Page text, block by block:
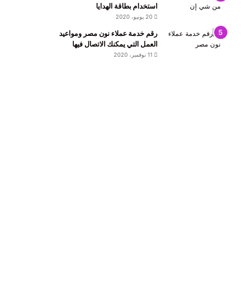
استخدام بطاقة الهدايا
20 يونيو، 2020
رقم خدمة عملاء نون مصر ومواعيد
العمل التي يمكنك الاتصال فيها
11 نوفمبر، 2020